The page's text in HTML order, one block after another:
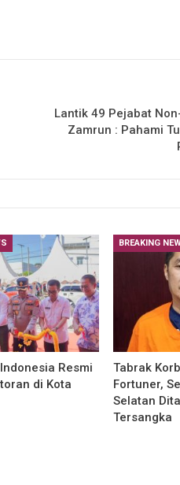
Lantik 49 Pejabat
Zamrun : Pahami
Resmi
di Kota
BREAKING
Tabrak
Fortuner,
Selatan
Tersangka